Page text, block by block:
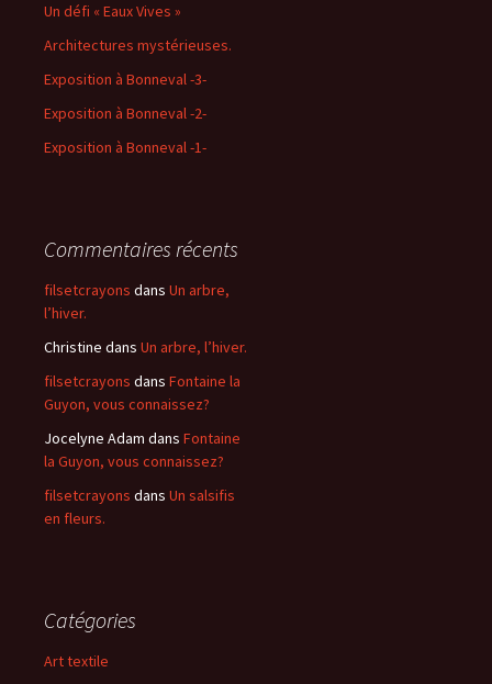
Un défi « Eaux Vives »
Architectures mystérieuses.
Exposition à Bonneval -3-
Exposition à Bonneval -2-
Exposition à Bonneval -1-
Commentaires récents
filsetcrayons dans Un arbre,
l’hiver.
Christine dans Un arbre, l’hiver.
filsetcrayons dans Fontaine la
Guyon, vous connaissez?
Jocelyne Adam dans Fontaine
la Guyon, vous connaissez?
filsetcrayons dans Un salsifis
en fleurs.
Catégories
Art textile